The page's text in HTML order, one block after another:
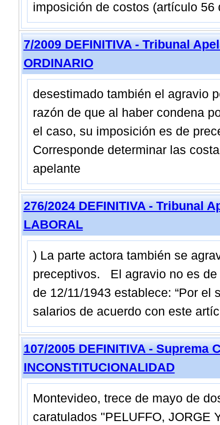
imposición de costos (artículo
7/2009 DEFINITIVA - Tribunal
ORDINARIO
desestimado también el agravio
razón de que al haber condena
el caso, su imposición es de
Corresponde determinar las
apelante
276/2024 DEFINITIVA - Tribunal
LABORAL
) La parte actora también se
preceptivos. El agravio no es
de 12/11/1943 establece: “Por
salarios de acuerdo con este
107/2005 DEFINITIVA - Suprema
INCONSTITUCIONALIDAD
Montevideo, trece de mayo de
caratulados "PELUFFO, JORGE